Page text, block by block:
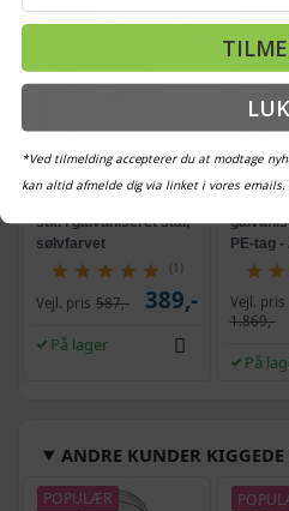
TILBUD
stk. i galvaniseret stål,
sølvfarvet
(1)
Vejl. pris 587,- 389,-
På lager
TILBUD
PE-tag -
Vejl. pris
1.869,-
På
ANDRE KUNDER KIGGEDE
POPULÆR
LUK
*Ved tilmelding accepterer du at modtage
kan altid afmelde dig via linket i vores